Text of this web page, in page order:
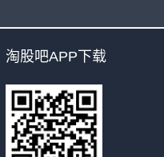
淘股吧APP下载